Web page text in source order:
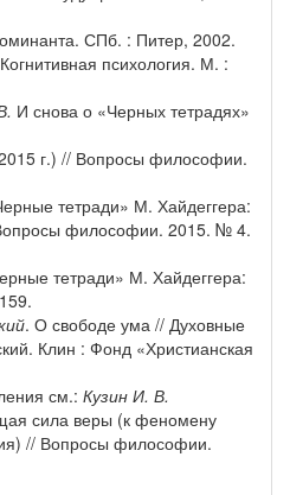
СПб. : Питер, 2002.
Когнитивная психология. М. :
. И снова о «Черных тетрадях»
г.) // Вопросы философии.
тетради» М. Хайдеггера:
философии. 2015. № 4.
тетради» М. Хайдеггера:
. О свободе ума // Духовные
Клин : Фонд «Христианская
см.: Кузин И. В.
сила веры (к феномену
// Вопросы философии.